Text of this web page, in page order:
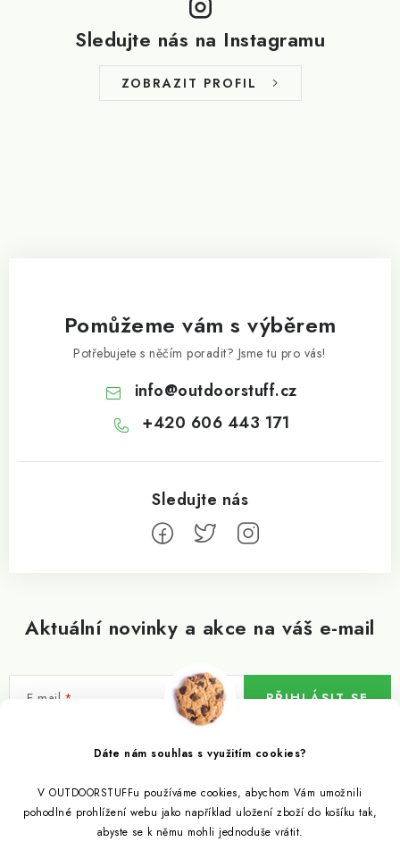
Dáte nám souhlas s využitím cookies?
V OUTDOORSTUFFu používáme cookies, abychom Vám umožnili
pohodlné prohlížení webu jako například uložení zboží do košíku tak,
abyste se k němu mohli jednoduše vrátit.
Sledujte nás na Instagramu
ZOBRAZIT PROFIL
Aktuální novinky a akce na váš e-mail
E-mail
Vložením e-mailu souhlasíte spodmínkami ochrany osobních údajů
PŘIHLÁSIT SE
Pomůžeme vám s výběrem
Potřebujete s něčím poradit? Jsme tu pro vás!
info@outdoorstuff.cz
+420 606 443 171
Informace pro vás
Outdoor blog